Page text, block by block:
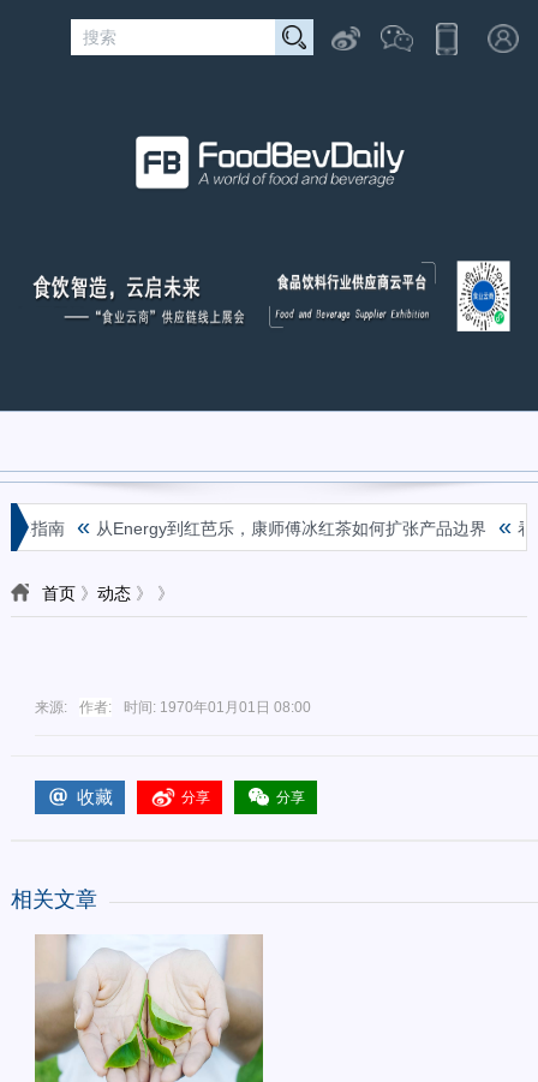
指南 « 从Energy到红芭乐，康师傅冰红茶如何扩张产品边界 « 看赛
首页》 动态》 》
来源: 作者: 时间: 1970年01月01日 08:00
收藏 分享 分享
相关文章